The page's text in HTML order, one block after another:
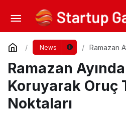
News
Ramazan
Ramazan
Koruyarak Oruç
Noktaları
Başkan Aydoğmuş:
Memnuniyet Verici
Yorum Yap